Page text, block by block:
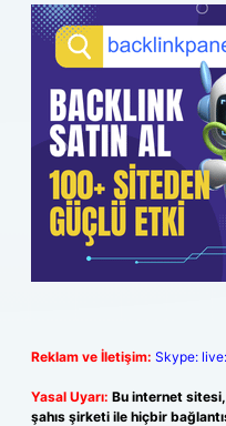
Reklam ve İletişim: Skype:
Yasal Uyarı: Bu internet
şahıs şirketi ile hiçbir